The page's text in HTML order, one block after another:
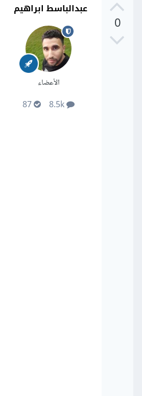
0
عبدالباسط ابراهيم
الأعضاء